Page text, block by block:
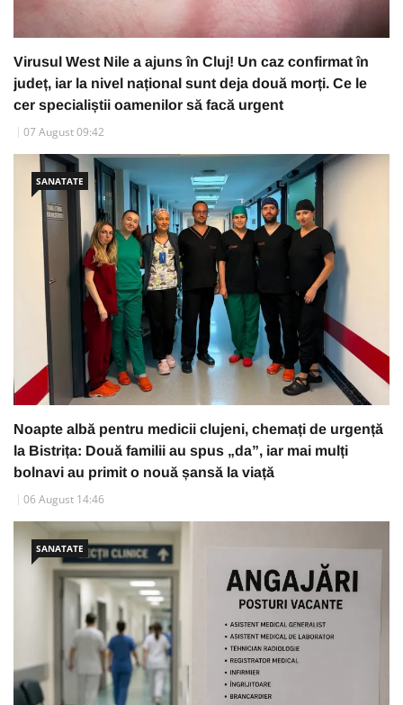
Virusul West Nile a ajuns în Cluj! Un caz confirmat în
județ, iar la nivel național sunt deja două morți. Ce le
cer specialiștii oamenilor să facă urgent
07 August 09:42
SANATATE
Noapte albă pentru medicii clujeni, chemați de urgență
la Bistrița: Două familii au spus „da”, iar mai mulți
bolnavi au primit o nouă șansă la viață
06 August 14:46
SANATATE